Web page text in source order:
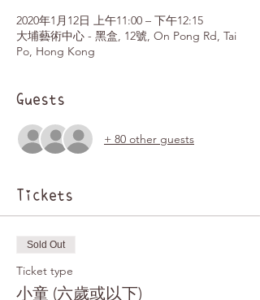
2020年1月12日 上午11:00 – 下午12:15
大埔藝術中心 - 黑盒, 12號, On Pong Rd, Tai
Po, Hong Kong
Guests
+ 80 other guests
Tickets
Sold Out
Ticket type
小童 (六歲或以下)